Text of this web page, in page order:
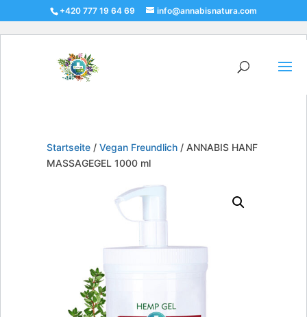
+420 777 19 64 69 info@annabisnatura.com
Startseite / Vegan Freundlich / ANNABIS HANF
MASSAGEGEL 1000 ml